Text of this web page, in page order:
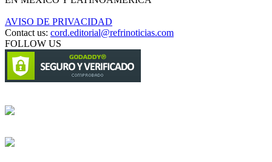
AVISO DE PRIVACIDAD
Contact us: cord.editorial@refrinoticias.com
FOLLOW US